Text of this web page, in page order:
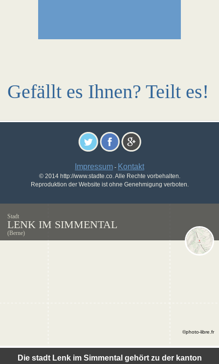
Gefällt es Ihnen? Teilt es!
Impressum - Kontakt
© 2014 http://www.stadte.co. Alle Rechte vorbehalten.
Reproduktion der Website ist ohne Genehmigung verboten.
Stadt
LENK IM SIMMENTAL
(Berne)
Die stadt Lenk im Simmental gehört zu der kanton
©photo-libre.fr